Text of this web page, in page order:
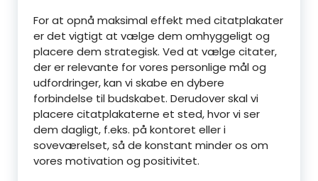
For at opnå maksimal effekt med citatplakater
er det vigtigt at vælge dem omhyggeligt og
placere dem strategisk. Ved at vælge citater,
der er relevante for vores personlige mål og
udfordringer, kan vi skabe en dybere
forbindelse til budskabet. Derudover skal vi
placere citatplakaterne et sted, hvor vi ser
dem dagligt, f.eks. på kontoret eller i
soveværelset, så de konstant minder os om
vores motivation og positivitet.